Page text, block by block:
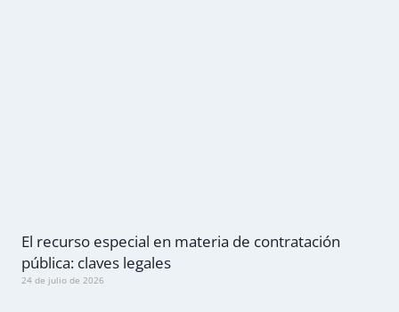
El recurso especial en materia de contratación
pública: claves legales
24 de julio de 2026